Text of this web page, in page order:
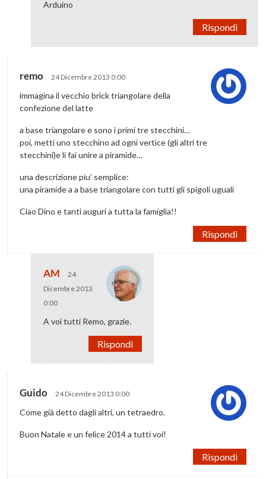
Arduino
Rispondi
remo 24 Dicembre 2013 0:00
immagina il vecchio brick triangolare della
confezione del latte
a base triangolare e sono i primi tre stecchini…
poi, metti uno stecchino ad ogni vertice (gli altri tre
stecchini)e li fai unire a piramide…
una descrizione piu’ semplice:
una piramide a a base triangolare con tutti gli spigoli uguali
Ciao Dino e tanti auguri a tutta la famiglia!!
Rispondi
AM
24
Dicembre 2013
0:00
A voi tutti Remo, grazie.
Rispondi
Guido 24 Dicembre 2013 0:00
Come già detto dagli altri, un tetraedro.
Buon Natale e un felice 2014 a tutti voi!
Rispondi